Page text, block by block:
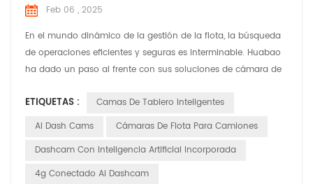
Feb 06 , 2025
En el mundo dinámico de la gestión de la flota, la búsqueda
de operaciones eficientes y seguras es interminable. Huabao
ha dado un paso al frente con sus soluciones de cámara de
desafíos específicos que enfrentan los gerentes de flota. Deje
que â s explore cómo estas soluciones están marcando la
ETIQUETAS :
Camas De Tablero Inteligentes
AI Dash Cams
Cámaras De Flota Para Camiones
Dashcam Con Inteligencia Artificial Incorporada
4g Conectado Ai Dashcam